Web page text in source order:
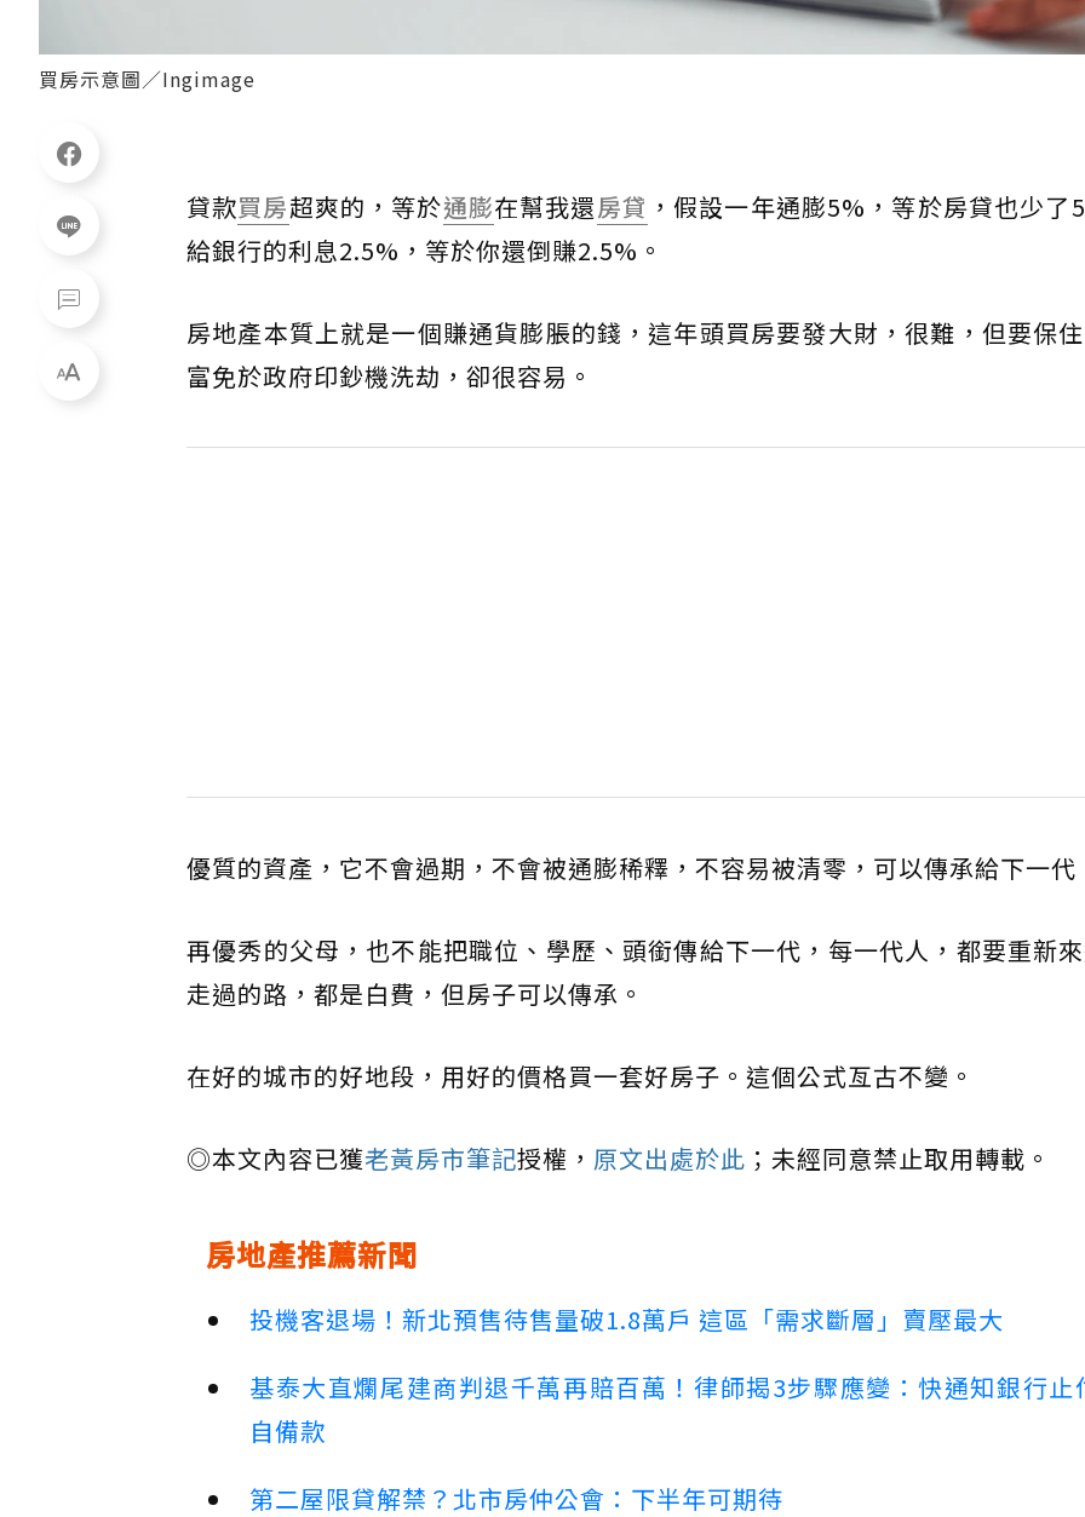
買房示意圖／Ingimage
貸款買房超爽的，等於通膨在幫我還房貸 ，假設一年通膨5%，等於房貸也少了
給銀行的利息2.5%，等於你還倒賺2.5%。
房地產本質上就是一個賺通貨膨脹的錢，這年頭買房要發大財，很難，但要保
富免於政府印鈔機洗劫，卻很容易。
優質的資產，它不會過期，不會被通膨稀釋，不容易被清零，可以傳承給下一代
再優秀的父母，也不能把職位、學歷、頭銜傳給下一代，每一代人，都要重新
走過的路，都是白費，但房子可以傳承。
在好的城市的好地段，用好的價格買一套好房子。這個公式亙古不變。
◎本文內容已獲老黃房市筆記授權， 原文出處於此 ；未經同意禁止取用轉載。
房地產推薦新聞
投機客退場！新北預售待售量破1.8萬戶 這區「需求斷層」賣壓最大
基泰大直爛尾建商判退千萬再賠百萬！律師揭3步驟應變：快通知銀行止
自備款
第二屋限貸解禁？北市房仲公會：下半年可期待